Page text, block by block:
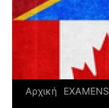
Αρχική EXAMENS